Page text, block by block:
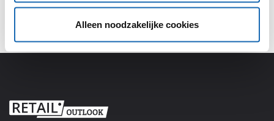
Alleen noodzakelijke cookies